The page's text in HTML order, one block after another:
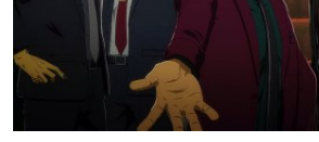
Kore Dünyası
Anime Karakterleri